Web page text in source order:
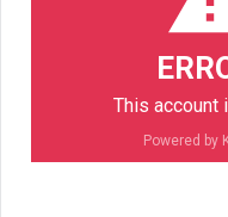
This account
Powered by